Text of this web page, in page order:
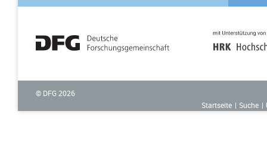
© DFG 2026
Startseite
Suche